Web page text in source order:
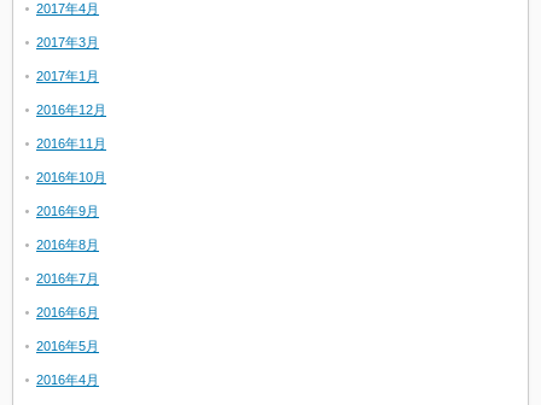
2017年4月
2017年3月
2017年1月
2016年12月
2016年11月
2016年10月
2016年9月
2016年8月
2016年7月
2016年6月
2016年5月
2016年4月